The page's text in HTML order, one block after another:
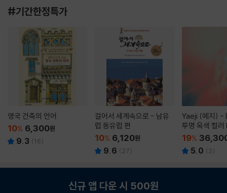
#기간한정특가
영국 건축의 언어
10% 6,300원
9.3 (16)
걸어서 세계속으로 - 남유
럽 동유럽 편
10% 6,120원
9.6 ( 27)
Yaeji (예지) -
투명 옥색 컬
19%
5.0 ( 2)
신규 앱 다운 시 500원